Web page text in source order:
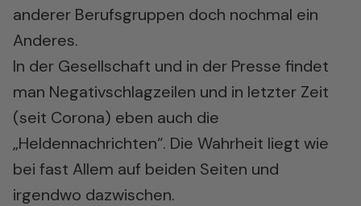
anderer Berufsgruppen doch nochmal ein
Anderes.
In der Gesellschaft und in der Presse findet
man Negativschlagzeilen und in letzter Zeit
(seit Corona) eben auch die
„Heldennachrichten“. Die Wahrheit liegt wie
bei fast Allem auf beiden Seiten und
irgendwo dazwischen.